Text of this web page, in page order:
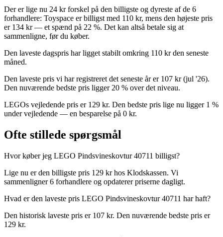
Der er lige nu 24 kr forskel på den billigste og dyreste af de 6
forhandlere: Toyspace er billigst med 110 kr, mens den højeste pris
er 134 kr — et spænd på 22 %. Det kan altså betale sig at
sammenligne, før du køber.
Den laveste dagspris har ligget stabilt omkring 110 kr den seneste
måned.
Den laveste pris vi har registreret det seneste år er 107 kr (jul '26).
Den nuværende bedste pris ligger 20 % over det niveau.
LEGOs vejledende pris er 129 kr. Den bedste pris lige nu ligger 1 %
under vejledende — en besparelse på 0 kr.
Ofte stillede spørgsmål
Hvor køber jeg LEGO Pindsvineskovtur 40711 billigst?
Lige nu er den billigste pris 129 kr hos Klodskassen. Vi
sammenligner 6 forhandlere og opdaterer priserne dagligt.
Hvad er den laveste pris LEGO Pindsvineskovtur 40711 har haft?
Den historisk laveste pris er 107 kr. Den nuværende bedste pris er
129 kr.